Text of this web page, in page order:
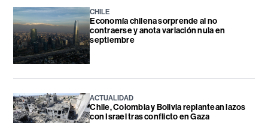
CHILE
Economía chilena sorprende al no
contraerse y anota variación nula en
septiembre
ACTUALIDAD
Chile, Colombia y Bolivia replantean lazos
con Israel tras conflicto en Gaza